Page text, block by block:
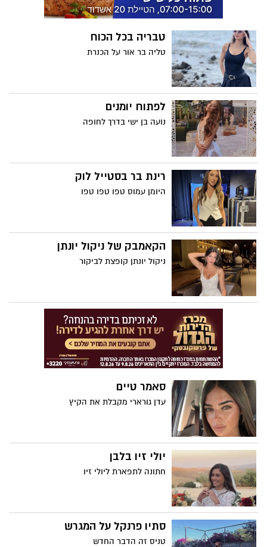
טבריה בכל הכוח
טליה בר אור על הכנרת
לפתוח יומנים
נועה בן ישי בדרך לחופה
רינת בר בסטייל לוק
היומן עמוס טפו טפו טפו
הקאמבק של ניקול יונתן
ניקול יונתן קופצת לביקור
סאמר טיים
עדן גורארי מקבלת את הקיץ
יולי זיו בלבן
חתונה לתפארת ליולי זיו
סתיו פרנקל על המגרש
טניס זה הדבר החדש